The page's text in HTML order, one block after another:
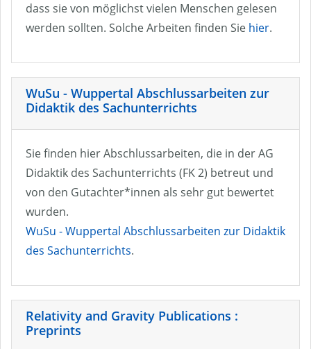
dass sie von möglichst vielen Menschen gelesen
werden sollten. Solche Arbeiten finden Sie hier.
WuSu - Wuppertal Abschlussarbeiten zur
Didaktik des Sachunterrichts
Sie finden hier Abschlussarbeiten, die in der AG
Didaktik des Sachunterrichts (FK 2) betreut und
von den Gutachter*innen als sehr gut bewertet
wurden.
WuSu - Wuppertal Abschlussarbeiten zur Didaktik
des Sachunterrichts.
Relativity and Gravity Publications :
Preprints